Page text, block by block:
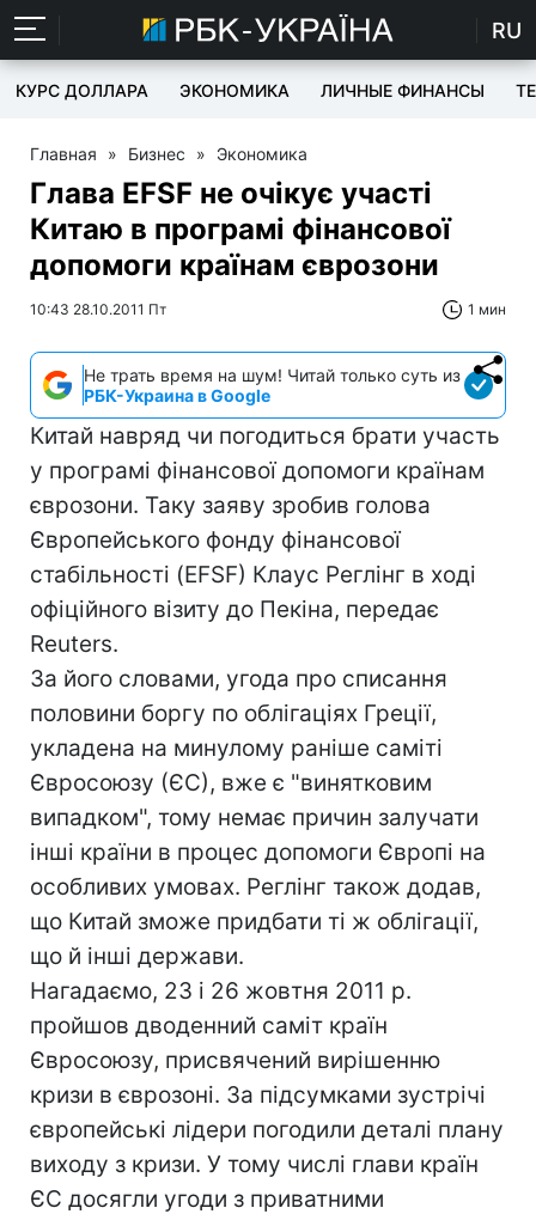
RU
КУРС ДОЛЛАРА ЭКОНОМИКА ЛИЧНЫЕ ФИНАНСЫ
Главная » Бизнес » Экономика
Глава EFSF не очікує участі
Китаю в програмі фінансової
допомоги країнам єврозони
10:43 28.10.2011 Пт 1 мин
Не трать время на шум! Читай только суть из
РБК-Украина в Google
Китай навряд чи погодиться брати участь
у програмі фінансової допомоги країнам
єврозони. Таку заяву зробив голова
Європейського фонду фінансової
стабільності (EFSF) Клаус Реглінг в ході
офіційного візиту до Пекіна, передає
Reuters.
За його словами, угода про списання
половини боргу по облігаціях Греції,
укладена на минулому раніше саміті
Євросоюзу (ЄС), вже є "винятковим
випадком", тому немає причин залучати
інші країни в процес допомоги Європі на
особливих умовах. Реглінг також додав,
що Китай зможе придбати ті ж облігації,
що й інші держави.
Нагадаємо, 23 і 26 жовтня 2011 р.
пройшов дводенний саміт країн
Євросоюзу, присвячений вирішенню
кризи в єврозоні. За підсумками зустрічі
європейські лідери погодили деталі плану
виходу з кризи. У тому числі глави країн
ЄС досягли угоди з приватними